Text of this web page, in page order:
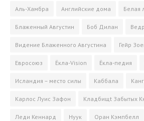
s
i
k
и
ь
Аль-Хамбра Английские дома Белая
Блаженный Августин Боб Дилан
Видение Блаженного Августина Гейр
Евросоюз Ёкла-Vision Ёкла-педия
Исландия – место силы Каббала
Карлос Луис Зафон Кладбищt Забытых
Леди Кеннард Нуук Оран Кэмпбелл